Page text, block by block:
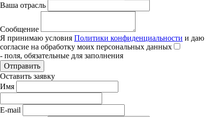
Ваша отрасль
Сообщение
Я принимаю условия Политики конфиденциальности и даю
согласие на обработку моих персональных данных
- поля, обязательные для заполнения
Отправить
Оставить заявку
Имя
E-mail